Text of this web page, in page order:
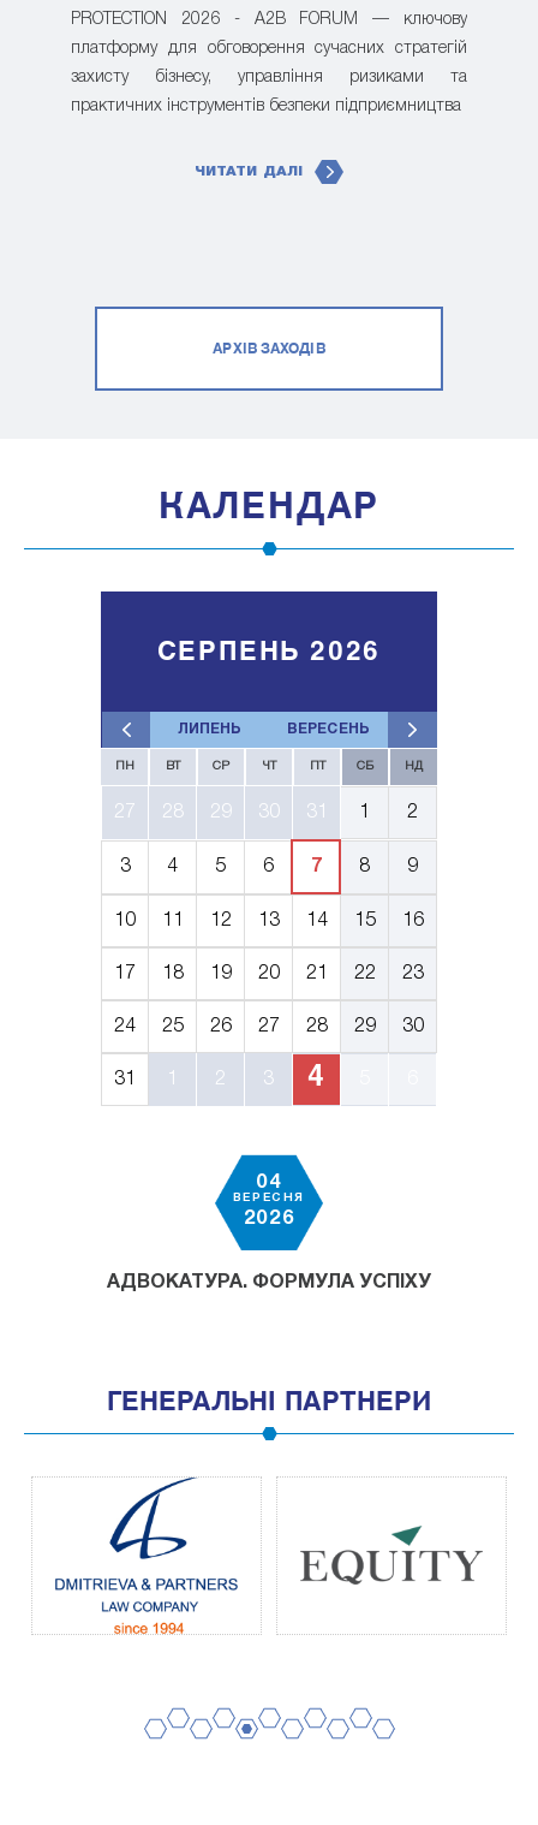
PROTECTION 2026 - A2B FORUM — ключову
платформу для обговорення сучасних стратегій
захисту бізнесу, управління ризиками та
практичних інструментів безпеки підприємництва
ЧИТАТИ ДАЛІ
АРХІВ ЗАХОДІВ
КАЛЕНДАР
ЛИПЕНЬ ВЕРЕСЕНЬ
СЕРПЕНЬ 2026
ПН ВТ СР ЧТ ПТ СБ НД
27 28 29 30 31 1 2
3 4 5 6 7 8 9
10 11 12 13 14 15 16
17 18 19 20 21 22 23
24 25 26 27 28 29 30
31 1 2 3 4
04
ВЕРЕСНЯ
2026
АДВОКАТУРА. ФОРМУЛА УСПІХУ
ГЕНЕРАЛЬНІ ПАРТНЕРИ